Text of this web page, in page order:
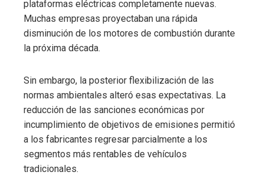
plataformas eléctricas completamente nuevas.
Muchas empresas proyectaban una rápida
disminución de los motores de combustión durante
la próxima década.
Sin embargo, la posterior flexibilización de las
normas ambientales alteró esas expectativas. La
reducción de las sanciones económicas por
incumplimiento de objetivos de emisiones permitió
a los fabricantes regresar parcialmente a los
segmentos más rentables de vehículos
tradicionales.